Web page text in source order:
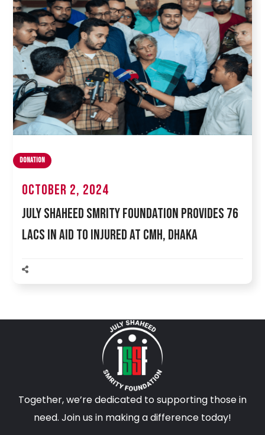
DONATION
October 2, 2024
July Shaheed Smrity Foundation Provides 76
Lacs in Aid to Injured at CMH, Dhaka
Together, we’re dedicated to supporting those in
need. Join us in making a difference today!